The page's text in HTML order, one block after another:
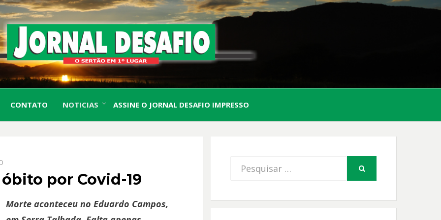
JORNAL
DESAFIO
O Sertão em 1º Lugar
CONTATO NOTICIAS ASSINE O JORNAL DESAFIO IMPRESSO
por Covid-19
Morte aconteceu no Eduardo Campos,
Procurar